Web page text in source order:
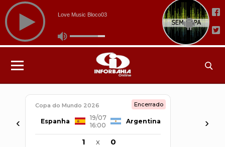
‹
Copa do Mundo 2026 Encerrado
Espanha
19/07
16:00
Argentina
1 x 0
›